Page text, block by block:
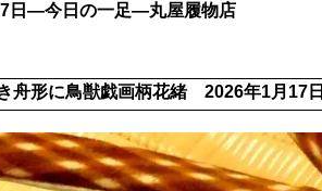
日―今日の一足―丸屋履物店
舟形に鳥獣戯画柄花緒 2026年1月17日